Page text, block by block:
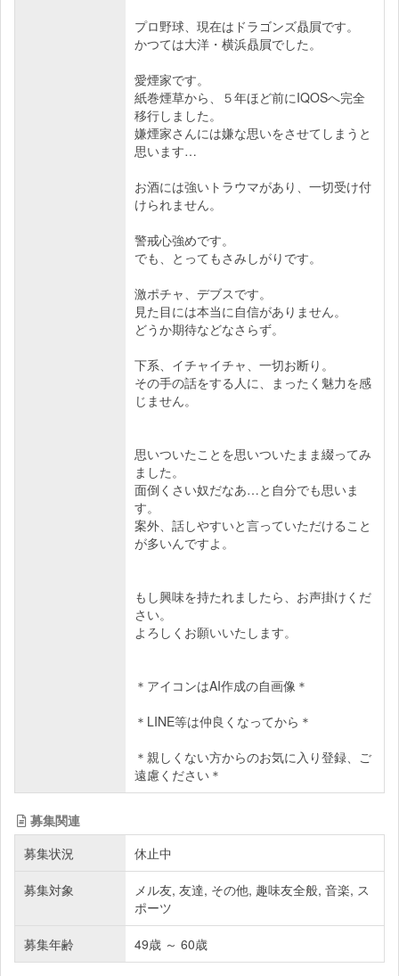
プロ野球、現在はドラゴンズ贔屓です。
かつては大洋・横浜贔屓でした。
愛煙家です。
紙巻煙草から、５年ほど前にIQOSへ完全
移行しました。
嫌煙家さんには嫌な思いをさせてしまうと
思います…
お酒には強いトラウマがあり、一切受け付
けられません。
警戒心強めです。
でも、とってもさみしがりです。
激ポチャ、デブスです。
見た目には本当に自信がありません。
どうか期待などなさらず。
下系、イチャイチャ、一切お断り。
その手の話をする人に、まったく魅力を感
じません。
思いついたことを思いついたまま綴ってみ
ました。
面倒くさい奴だなあ…と自分でも思いま
す。
案外、話しやすいと言っていただけること
が多いんですよ。
もし興味を持たれましたら、お声掛けくだ
さい。
よろしくお願いいたします。
＊アイコンはAI作成の自画像＊
＊LINE等は仲良くなってから＊
＊親しくない方からのお気に入り登録、ご
遠慮ください＊
募集関連
募集状況
休止中
募集対象
メル友, 友達, その他, 趣味友全般, 音楽, ス
ポーツ
募集年齢 49歳 ～ 60歳